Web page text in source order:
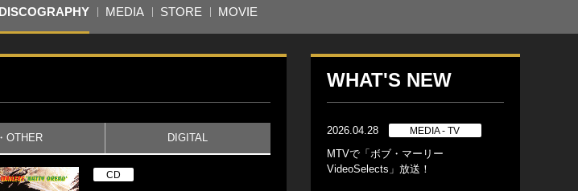
DISCOGRAPHY MEDIA STORE MOVIE
OTHER DIGITAL
CD
WHAT'S NEW
2026.04.28 MEDIA - TV
MTVで「ボブ・マーリー
VideoSelects」放送！